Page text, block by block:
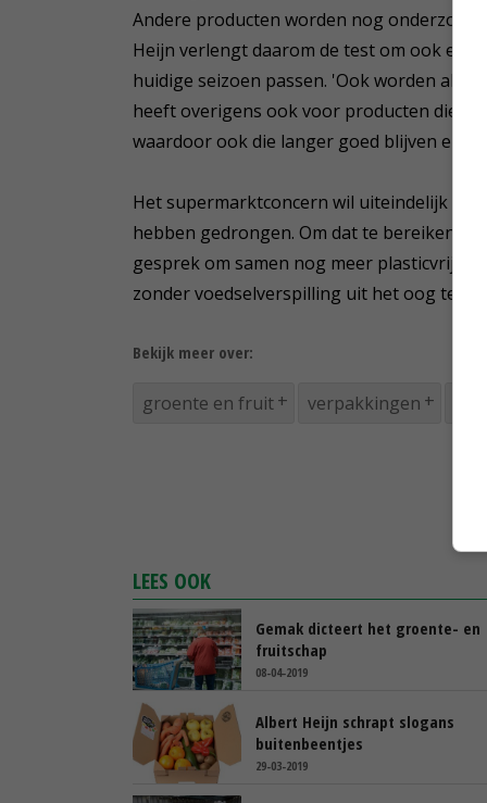
Andere producten worden nog
Heijn verlengt daarom de test om ook
huidige seizoen passen. 'Ook worden
heeft overigens ook voor producten die in
waardoor ook die langer goed blijven en
Het supermarktconcern wil uiteindelijk
hebben gedrongen. Om dat te bereiken,
gesprek om samen nog meer plasticvrije
zonder voedselverspilling uit het oog te
Bekijk meer over:
groente en fruit verpakkingen
LEES OOK
Gemak dicteert het groente- en
fruitschap
08-04-2019
Albert Heijn schrapt slogans
buitenbeentjes
29-03-2019